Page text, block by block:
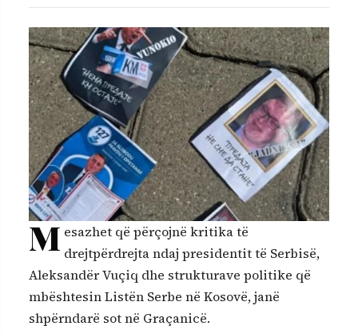
M esazhet që përçojnë kritika të
drejtpërdrejta ndaj presidentit të Serbisë,
Aleksandër Vuçiq dhe strukturave politike që
mbështesin Listën Serbe në Kosovë, janë
shpërndarë sot në Graçanicë.